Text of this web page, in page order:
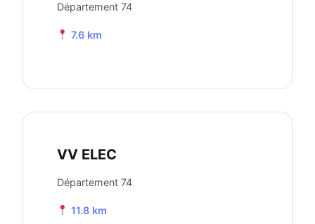
Département 74
7.6 km
VV ELEC
Département 74
11.8 km